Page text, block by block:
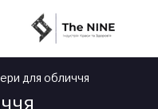
для обличчя